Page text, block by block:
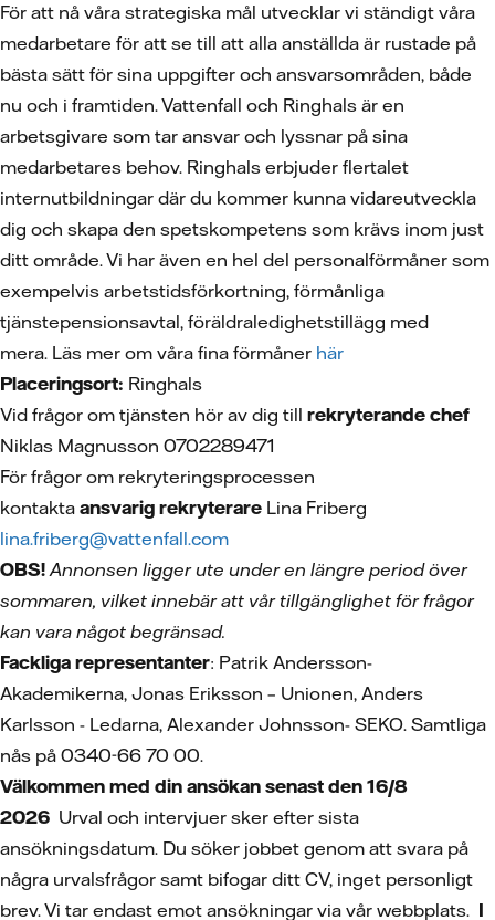
För att nå våra strategiska mål utvecklar vi ständigt våra
medarbetare för att se till att alla anställda är rustade på
bästa sätt för sina uppgifter och ansvarsområden, både
nu och i framtiden. Vattenfall och Ringhals är en
arbetsgivare som tar ansvar och lyssnar på sina
medarbetares behov. Ringhals erbjuder flertalet
internutbildningar där du kommer kunna vidareutveckla
dig och skapa den spetskompetens som krävs inom just
ditt område. Vi har även en hel del personalförmåner som
exempelvis arbetstidsförkortning, förmånliga
tjänstepensionsavtal, föräldraledighetstillägg med
mera. Läs mer om våra fina förmåner här
Placeringsort: Ringhals
Vid frågor om tjänsten hör av dig till rekryterande chef
Niklas Magnusson 0702289471
För frågor om rekryteringsprocessen
kontakta ansvarig rekryterare Lina Friberg
lina.friberg@vattenfall.com
OBS! Annonsen ligger ute under en längre period över
sommaren, vilket innebär att vår tillgänglighet för frågor
kan vara något begränsad.
Fackliga representanter: Patrik Andersson-
Akademikerna, Jonas Eriksson – Unionen, Anders
Karlsson - Ledarna, Alexander Johnsson- SEKO. Samtliga
nås på 0340-66 70 00.
Välkommen med din ansökan senast den 16/8
2026 Urval och intervjuer sker efter sista
ansökningsdatum. Du söker jobbet genom att svara på
några urvalsfrågor samt bifogar ditt CV, inget personligt
brev. Vi tar endast emot ansökningar via vår webbplats. I